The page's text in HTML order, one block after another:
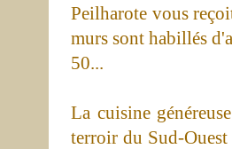
Peilharote vous
murs sont habillés
50...
La cuisine
terroir du Sud-